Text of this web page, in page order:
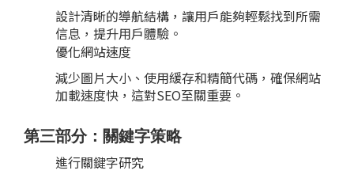
設計清晰的導航結構，讓用戶能夠輕鬆找到所需
信息，提升用戶體驗。
優化網站速度
減少圖片大小、使用緩存和精簡代碼，確保網站
加載速度快，這對SEO至關重要。
第三部分：關鍵字策略
進行關鍵字研究